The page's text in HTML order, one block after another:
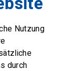
Nutzung
durch